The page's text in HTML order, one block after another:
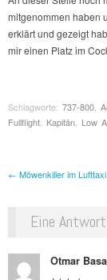
mitgenommen haben
erklärt und gezeigt
mir einen Platz im
Schlagworte: 737-800
Fullflight Kapitän Low
← Möwenkiller im Lufttaxi
Eine
Otmar